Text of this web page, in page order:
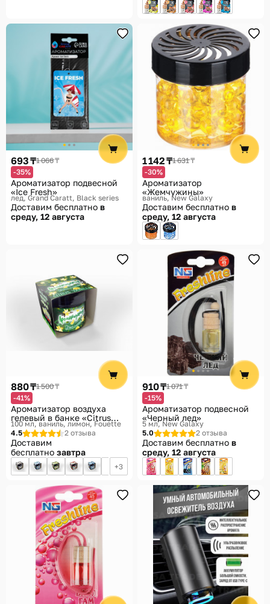
693 ₸1 066 ₸
-35%
Ароматизатор подвесной
«Ice Fresh»
лед Grand Caratt, Black series
Доставим бесплатно в
среду, 12 августа
1 142 ₸1 631 ₸
-30%
Ароматизатор
«Жемчужины»
ваниль New Galaxy
Доставим бесплатно в
среду, 12 августа
880 ₸1 500 ₸
-41%
Ароматизатор воздуха
гелевый в банке «Citrus
Vanilla»
100 мл, ваниль, лимон Fouette
4.5
2 отзыва
Доставим
бесплатно завтра
3
910 ₸1 071 ₸
-15%
Ароматизатор подвесной
«Черный лед»
5 мл New Galaxy
5.0
2 отзыва
Доставим бесплатно в
среду, 12 августа